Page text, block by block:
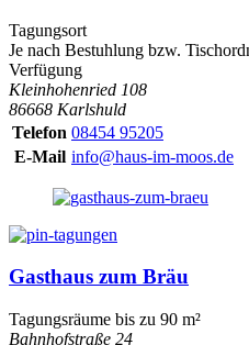
Tagungsort
Je nach Bestuhlung bzw.
Verfügung
Kleinhohenried 108
86668 Karlshuld
Telefon 08454 95205
E-Mail info@haus-im-moos.de
Gasthaus zum Bräu
Tagungsräume bis zu 90 m²
Bahnhofstraße 24